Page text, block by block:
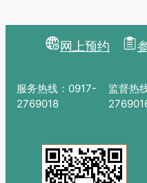
网上预约
服务热线：0917-
2769018
监督热